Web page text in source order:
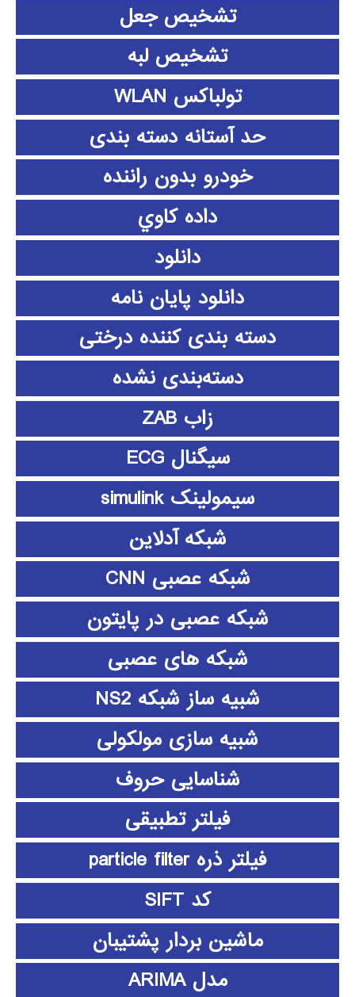
تشخیص جعل
تشخیص لبه
تولباکس WLAN
حد آستانه دسته بندی
خودرو بدون راننده
داده كاوي
دانلود
دانلود پايان نامه
دسته بندی کننده درختی
دسته‌بندی نشده
زاب ZAB
سیگنال ECG
سیمولینک simulink
شبکه آدلاین
شبکه عصبی CNN
شبکه عصبی در پایتون
شبکه های عصبی
شبیه ساز شبکه NS2
شبیه سازی مولکولی
شناسایی حروف
فیلتر تطبیقی
فیلتر ذره particle filter
کد SIFT
ماشین بردار پشتیبان
مدل ARIMA